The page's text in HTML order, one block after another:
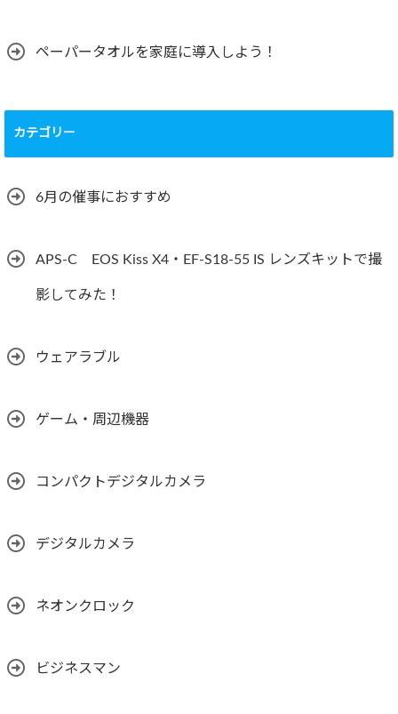
ペーパータオルを家庭に導入しよう！
カテゴリー
6月の催事におすすめ
APS-C EOS Kiss X4・EF-S18-55 IS レンズキットで撮
影してみた！
ウェアラブル
ゲーム・周辺機器
コンパクトデジタルカメラ
デジタルカメラ
ネオンクロック
ビジネスマン